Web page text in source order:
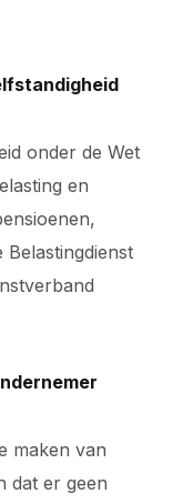
onder de Wet
en
maken van
dat er geen